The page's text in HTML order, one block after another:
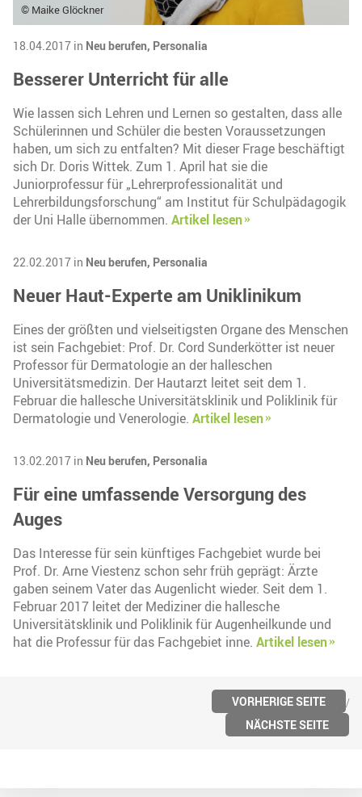
© Maike Glöckner
18.04.2017 in Neu berufen, Personalia
Besserer Unterricht für alle
Wie lassen sich Lehren und Lernen so gestalten, dass alle
Schülerinnen und Schüler die besten Voraussetzungen
haben, um sich zu entfalten? Mit dieser Frage beschäftigt
sich Dr. Doris Wittek. Zum 1. April hat sie die
Juniorprofessur für „Lehrerprofessionalität und
Lehrerbildungsforschung“ am Institut für Schulpädagogik
der Uni Halle übernommen. Artikel lesen
22.02.2017 in Neu berufen, Personalia
Neuer Haut-Experte am Uniklinikum
Eines der größten und vielseitigsten Organe des Menschen
ist sein Fachgebiet: Prof. Dr. Cord Sunderkötter ist neuer
Professor für Dermatologie an der halleschen
Universitätsmedizin. Der Hautarzt leitet seit dem 1.
Februar die hallesche Universitätsklinik und Poliklinik für
Dermatologie und Venerologie. Artikel lesen
13.02.2017 in Neu berufen, Personalia
Für eine umfassende Versorgung des
Auges
Das Interesse für sein künftiges Fachgebiet wurde bei
Prof. Dr. Arne Viestenz schon sehr früh geprägt: Ärzte
gaben seinem Vater das Augenlicht wieder. Seit dem 1.
Februar 2017 leitet der Mediziner die hallesche
Universitätsklinik und Poliklinik für Augenheilkunde und
hat die Professur für das Fachgebiet inne. Artikel lesen
VORHERIGE SEITE
NÄCHSTE SEITE